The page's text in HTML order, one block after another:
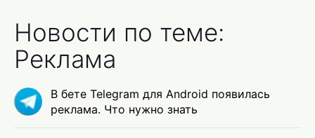
Новости по теме:
Реклама
В бете Telegram для Android появилась
реклама. Что нужно знать